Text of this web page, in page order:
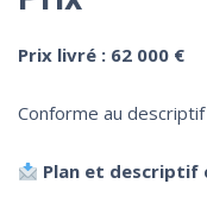
Prix livré : 62 000 €
Conforme au
Plan et descriptif